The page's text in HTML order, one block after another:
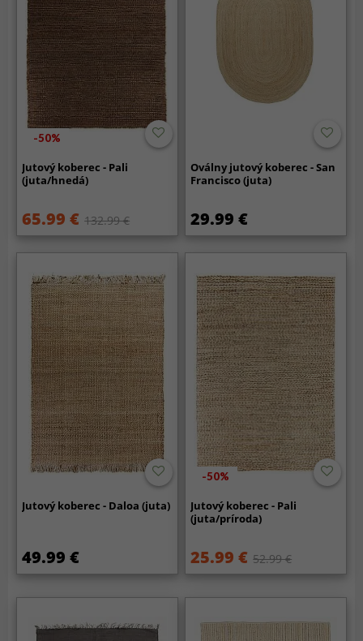
-50%
Jutový koberec - Pali
(juta/hnedá)
65.99 € 132.99 €
Oválny jutový koberec - San
Francisco (juta)
29.99 €
Jutový koberec - Daloa (juta)
49.99 €
-50%
Jutový koberec - Pali
(juta/príroda)
25.99 € 52.99 €